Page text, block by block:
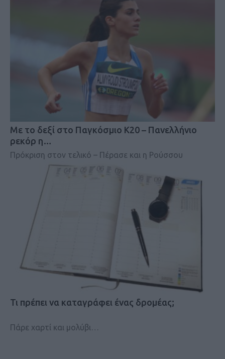
Mε το δεξί στο Παγκόσμιο Κ20 – Πανελλήνιο
ρεκόρ η…
Πρόκριση στον τελικό – Πέρασε και η Ρούσσου
Τι πρέπει να καταγράφει ένας δρομέας;
Πάρε χαρτί και μολύβι…